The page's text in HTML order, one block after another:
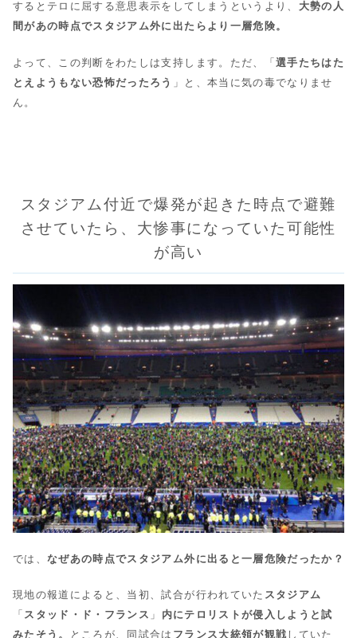
するとテロに屈する意思表示をしてしまうというより、 大勢の人
間があの時点でスタジアム外に出たらより一層危険。
よって、この判断をわたしは支持します。ただ、「選手たちはた
とえようもない恐怖だったろう 」と、本当に気の毒でなりませ
ん。
スタジアム付近で爆発が起きた時点で避難
させていたら、大惨事になっていた可能性
が高い
では、なぜあの時点でスタジアム外に出ると一層危険だったか？
現地の報道によると、当初、試合が行われていた スタジアム
「スタッド・ド・フランス 」 内にテロリストが侵入しようと試
みたそう。
ところが、同試合は フランス大統領が観戦していた